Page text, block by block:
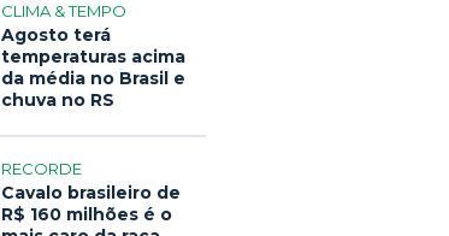
CLIMA & TEMPO
Agosto terá
temperaturas acima
da média no Brasil e
chuva no RS
RECORDE
Cavalo brasileiro de
R$ 160 milhões é o